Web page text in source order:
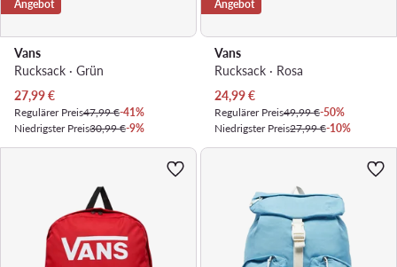
Angebot
Vans
Rucksack · Grün
Aktueller Preis
27,99€
Regulärer Preis47,99 €-41%
Niedrigster Preis30,99 €-9%
Angebot
Vans
Rucksack · Rosa
Aktueller Preis
24,99€
Regulärer Preis49,99 €-50%
Niedrigster Preis27,99 €-10%